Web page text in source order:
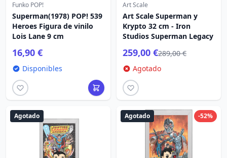
Funko POP!
Superman(1978) POP! 539
Heroes Figura de vinilo
Lois Lane 9 cm
16,90 €
Disponibles
Art Scale
Art Scale Superman y
Krypto 32 cm - Iron
Studios Superman Legacy
259,00 €289,00 €
Agotado
Agotado -52%
Agotado